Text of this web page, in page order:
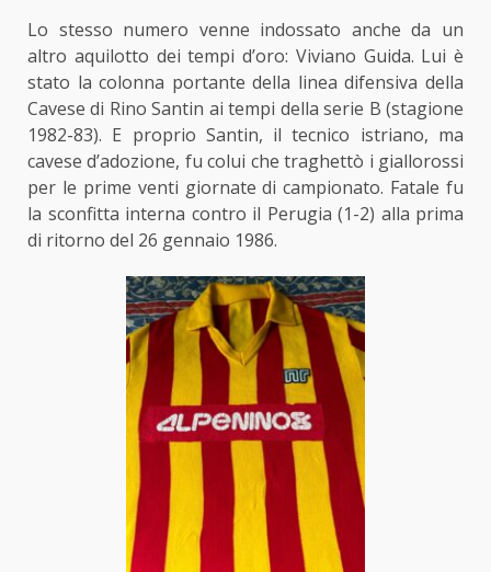
Lo stesso numero venne indossato anche da un
altro aquilotto dei tempi d’oro: Viviano Guida. Lui è
stato la colonna portante della linea difensiva della
Cavese di Rino Santin ai tempi della serie B (stagione
1982-83). E proprio Santin, il tecnico istriano, ma
cavese d’adozione, fu colui che traghettò i giallorossi
per le prime venti giornate di campionato. Fatale fu
la sconfitta interna contro il Perugia (1-2) alla prima
di ritorno del 26 gennaio 1986.